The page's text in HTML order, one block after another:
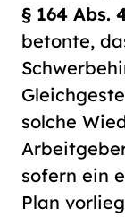
§ 164 Abs.
betonte,
solche
sofern ein
Plan